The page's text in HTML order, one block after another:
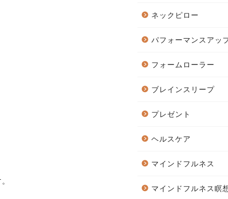
ネックピロー
パフォーマンスアッ
フォームローラー
ブレインスリープ
プレゼント
ヘルスケア
マインドフルネス
マインドフルネス瞑